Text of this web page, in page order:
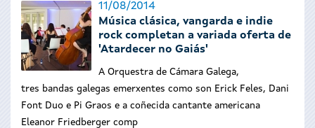
11/08/2014
Música clásica, vangarda e indie
rock completan a variada oferta de
'Atardecer no Gaiás'
A Orquestra de Cámara Galega,
tres bandas galegas emerxentes como son Erick Feles, Dani
Font Duo e Pi Graos e a coñecida cantante americana
Eleanor Friedberger comp